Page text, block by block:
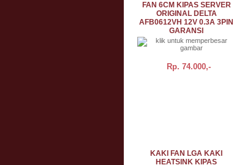
FAN 6CM KIPAS SERVER
ORIGINAL DELTA
AFB0612VH 12V 0.3A 3PIN
GARANSI
Rp. 74.000,-
KAKI FAN LGA KAKI
HEATSINK KIPAS